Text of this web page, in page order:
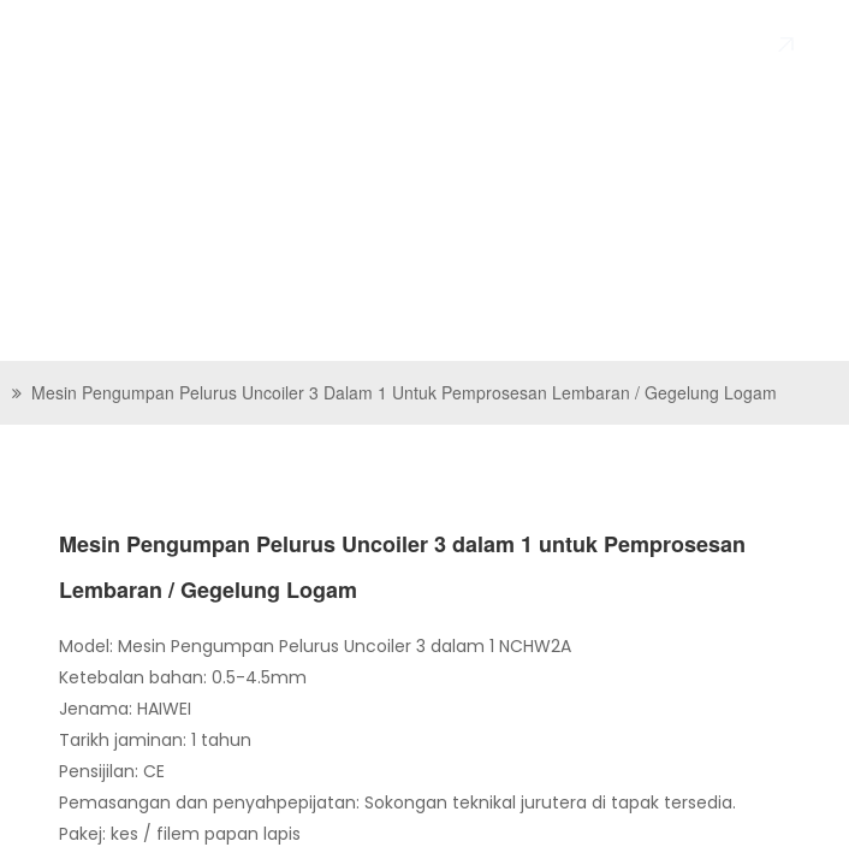
Mesin Pengumpan Pelurus Uncoiler 3 Dalam 1 Untuk Pemprosesan Lembaran / Gegelung Logam
Mesin Pengumpan Pelurus Uncoiler 3 dalam 1 untuk Pemprosesan
Lembaran / Gegelung Logam
Model: Mesin Pengumpan Pelurus Uncoiler 3 dalam 1 NCHW2A
Ketebalan bahan: 0.5-4.5mm
Jenama: HAIWEI
Tarikh jaminan: 1 tahun
Pensijilan: CE
Pemasangan dan penyahpepijatan: Sokongan teknikal jurutera di tapak tersedia.
Pakej: kes / filem papan lapis